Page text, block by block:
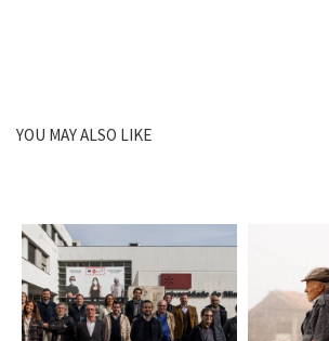
YOU MAY ALSO LIKE